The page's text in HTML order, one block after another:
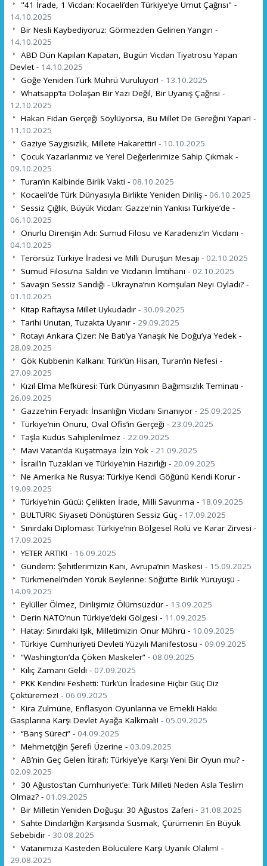
"41 İrade, 1 Vicdan: Kocaeli’den Türkiye’ye Umut Çağrısı" -
14.10.2025
Bir Nesli Kaybediyoruz: Görmezden Gelinen Yangın -
14.10.2025
ABD Dün Kapıları Kapatan, Bugün Vicdan Tiyatrosu Yapan
Devlet - 14.10.2025
Göğe Yeniden Türk Mührü Vuruluyor! - 13.10.2025
Whatsapp’ta Dolaşan Bir Yazı Değil, Bir Uyanış Çağrısı -
12.10.2025
Hakan Fidan Gerçeği Söylüyorsa, Bu Millet De Gereğini Yapar! -
11.10.2025
Gaziye Saygısızlık, Millete Hakarettir! - 10.10.2025
Çocuk Yazarlarımız ve Yerel Değerlerimize Sahip Çıkmak -
09.10.2025
Turan’ın Kalbinde Birlik Vakti - 08.10.2025
Kocaeli’de Türk Dünyasıyla Birlikte Yeniden Diriliş - 06.10.2025
Sessiz Çığlık, Büyük Vicdan: Gazze'nin Yankısı Türkiye’de -
06.10.2025
Onurlu Direnişin Adı: Sumud Filosu ve Karadeniz’in Vicdanı -
04.10.2025
Terörsüz Türkiye İradesi ve Milli Duruşun Mesajı - 02.10.2025
Sumud Filosu’na Saldırı ve Vicdanın İmtihanı - 02.10.2025
Savaşın Sessiz Sandığı - Ukrayna’nın Komşuları Neyi Oyladı? -
01.10.2025
Kitap Raftaysa Millet Uykudadır - 30.09.2025
Tarihi Unutan, Tuzakta Uyanır - 29.09.2025
Rotayı Ankara Çizer: Ne Batı’ya Yanaşık Ne Doğu’ya Yedek -
28.09.2025
Gök Kubbenin Kalkanı: Türk’ün Hisarı, Turan’ın Nefesi -
27.09.2025
Kızıl Elma Mefküresi: Türk Dünyasının Bağımsızlık Teminatı -
26.09.2025
Gazze’nin Feryadı: İnsanlığın Vicdanı Sınanıyor - 25.09.2025
Türkiye’nin Onuru, Oval Ofis’in Gerçeği - 23.09.2025
Taşla Kudüs Sahiplenilmez - 22.09.2025
Mavi Vatan’da Kuşatmaya İzin Yok - 21.09.2025
İsrail’in Tuzakları ve Türkiye’nin Hazırlığı - 20.09.2025
Ne Amerika Ne Rusya: Türkiye Kendi Göğünü Kendi Korur -
19.09.2025
Türkiye’nin Gücü: Çelikten İrade, Milli Savunma - 18.09.2025
BULTÜRK: Siyaseti Dönüştüren Sessiz Güç - 17.09.2025
Sınırdaki Diplomasi: Türkiye’nin Bölgesel Rolü ve Karar Zirvesi -
17.09.2025
YETER ARTIK! - 16.09.2025
Gündem: Şehitlerimizin Kanı, Avrupa’nın Maskesi - 15.09.2025
Türkmeneli’nden Yörük Beylerine: Söğüt’te Birlik Yürüyüşü -
14.09.2025
Eylüller Ölmez, Dirilişimiz Ölümsüzdür - 13.09.2025
Derin NATO’nun Türkiye’deki Gölgesi - 11.09.2025
Hatay: Sınırdaki Işık, Milletimizin Onur Mührü - 10.09.2025
Türkiye Cumhuriyeti Devleti Yüzyılı Manifestosu - 09.09.2025
“Washington’da Çöken Maskeler” - 08.09.2025
Kılıç Zamanı Geldi - 07.09.2025
PKK Kendini Feshetti: Türk’ün İradesine Hiçbir Güç Diz
Çöktüremez! - 06.09.2025
Kira Zulmüne, Enflasyon Oyunlarına ve Emekli Hakkı
Gasplarına Karşı Devlet Ayağa Kalkmalı! - 05.09.2025
“Barış Süreci” - 04.09.2025
Mehmetçiğin Şerefi Üzerine - 03.09.2025
AB’nin Geç Gelen İtirafı: Türkiye’ye Karşı Yeni Bir Oyun mu? -
02.09.2025
30 Ağustos’tan Cumhuriyet’e: Türk Milleti Neden Asla Teslim
Olmaz? - 01.09.2025
Bir Milletin Yeniden Doğuşu: 30 Ağustos Zaferi - 31.08.2025
Sahte Dindarlığın Karşısında Susmak, Çürümenin En Büyük
Sebebidir - 30.08.2025
Vatanımıza Kasteden Bölücülere Karşı Uyanık Olalım! -
29.08.2025